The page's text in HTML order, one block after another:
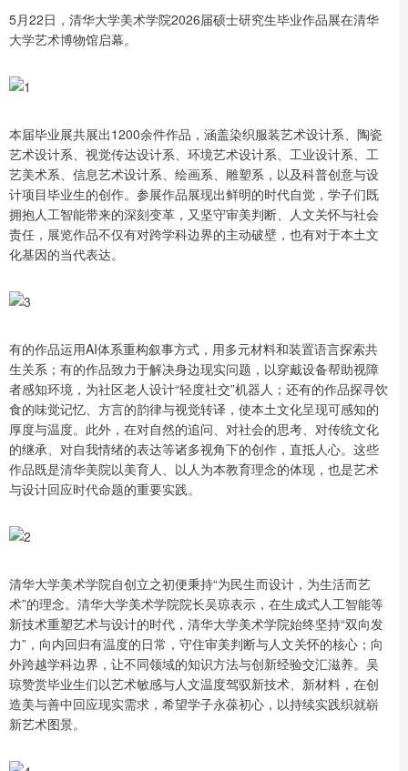
5月22日，清华大学美术学院2026届硕士研究生毕业作品展在清华
大学艺术博物馆启幕。
本届毕业展共展出1200余件作品，涵盖染织服装艺术设计系、陶瓷
艺术设计系、视觉传达设计系、环境艺术设计系、工业设计系、工
艺美术系、信息艺术设计系、绘画系、雕塑系，以及科普创意与设
计项目毕业生的创作。参展作品展现出鲜明的时代自觉，学子们既
拥抱人工智能带来的深刻变革，又坚守审美判断、人文关怀与社会
责任，展览作品不仅有对跨学科边界的主动破壁，也有对于本土文
化基因的当代表达。
有的作品运用AI体系重构叙事方式，用多元材料和装置语言探索共
生关系；有的作品致力于解决身边现实问题，以穿戴设备帮助视障
者感知环境，为社区老人设计“轻度社交”机器人；还有的作品探寻饮
食的味觉记忆、方言的韵律与视觉转译，使本土文化呈现可感知的
厚度与温度。此外，在对自然的追问、对社会的思考、对传统文化
的继承、对自我情绪的表达等诸多视角下的创作，直抵人心。这些
作品既是清华美院以美育人、以人为本教育理念的体现，也是艺术
与设计回应时代命题的重要实践。
清华大学美术学院自创立之初便秉持“为民生而设计，为生活而艺
术”的理念。清华大学美术学院院长吴琼表示，在生成式人工智能等
新技术重塑艺术与设计的时代，清华大学美术学院始终坚持“双向发
力”，向内回归有温度的日常，守住审美判断与人文关怀的核心；向
外跨越学科边界，让不同领域的知识方法与创新经验交汇滋养。吴
琼赞赏毕业生们以艺术敏感与人文温度驾驭新技术、新材料，在创
造美与善中回应现实需求，希望学子永葆初心，以持续实践织就崭
新艺术图景。